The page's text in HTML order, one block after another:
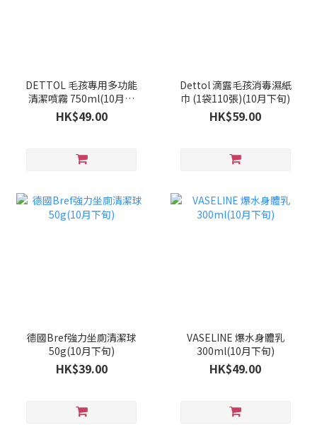
DETTOL 毛孩專用多功能
清潔噴霧 750ml(10月中
旬)
HK$49.00
Dettol 滴露毛孩消毒濕紙
巾 (1袋110張)(10月下旬)
HK$59.00
德國Bref強力坐廁清潔球
50g(10月下旬)
HK$39.00
VASELINE 爆水身體乳
300ml(10月下旬)
HK$49.00